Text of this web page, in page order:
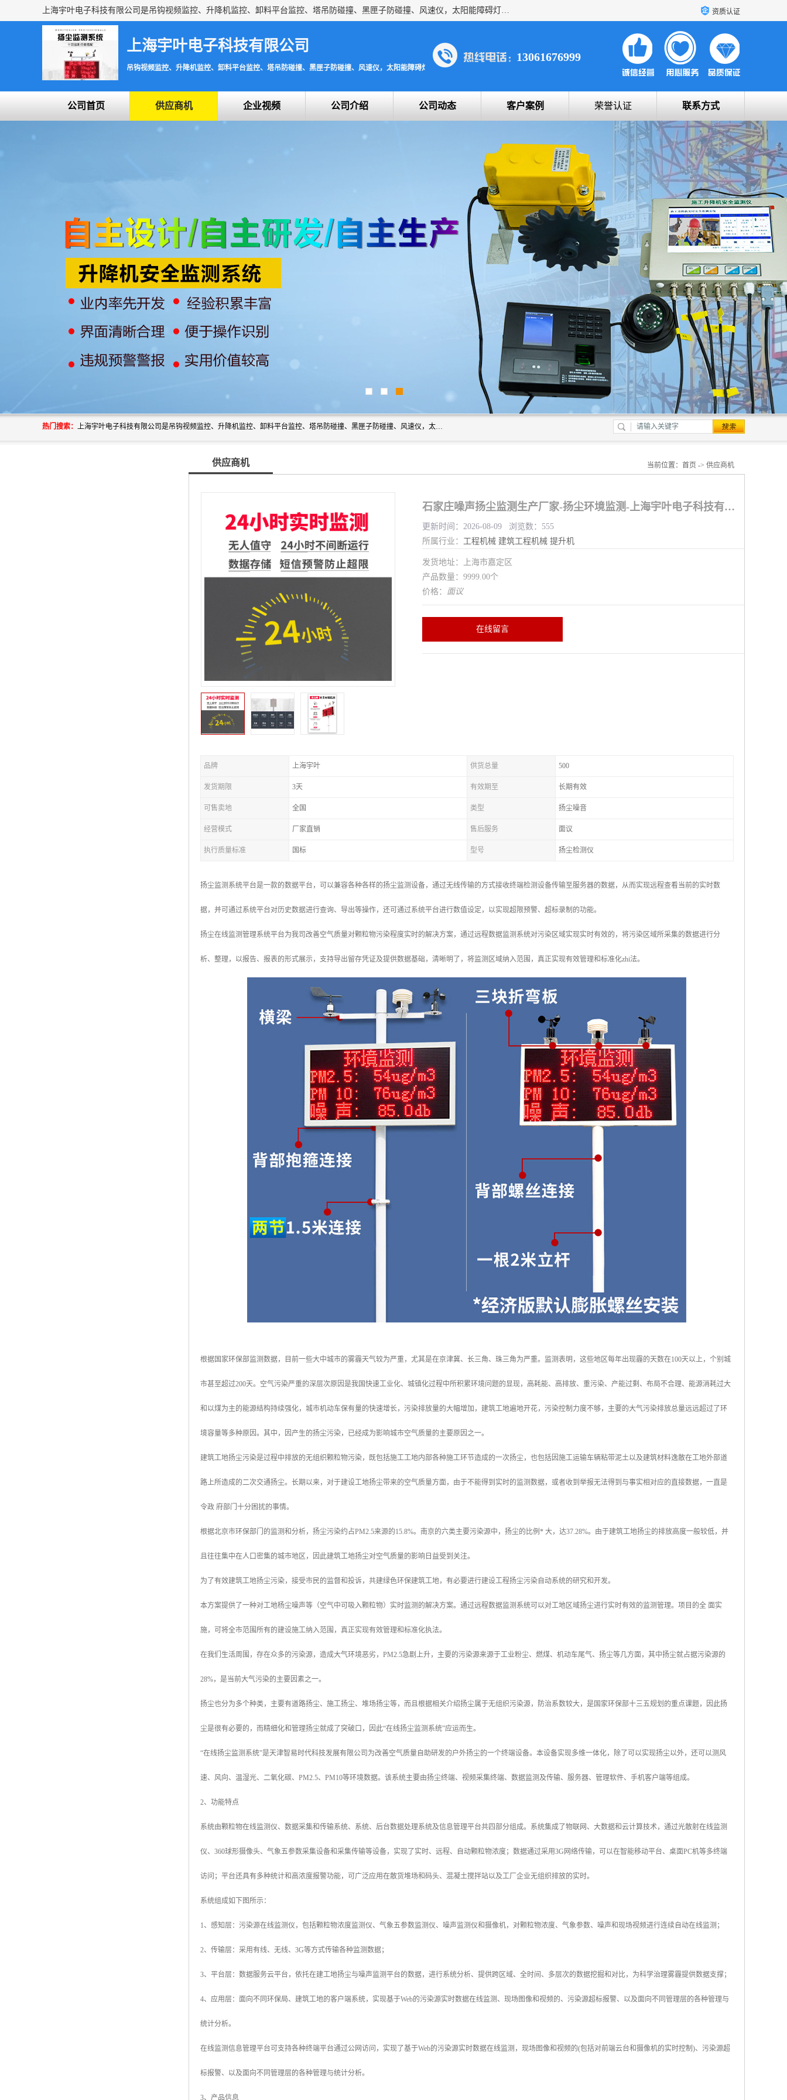
上海宇叶电子科技有限公司是吊钩视频监控、升降机监控、卸料平台监控、塔吊防碰撞、黑匣子防碰撞、风速仪，太阳能障碍灯安全提示灯等一系列升降机的常用配件产品专业研发生产加工的公司，拥有完整、科学的质量管理体系。 资质认证
上海宇叶电子科技有限公司
吊钩视频监控、升降机监控、卸料平台监控、塔吊防碰撞、黑匣子防碰撞、风速仪，太阳能障碍灯安全提示灯
13061676999
公司首页 供应商机 企业视频 公司介绍 公司动态 客户案例 荣誉认证 联系方式
热门搜索： 上海宇叶电子科技有限公司是吊钩视频监控、升降机监控、卸料平台监控、塔吊防碰撞、黑匣子防碰撞、风速仪，太阳能障碍灯安全提示灯等一系列升降机的常用配件产品专业研发生产加工的公司，拥有完整、科学的质量管理体系。
供应商机 当前位置： 首页 -> 供应商机
石家庄噪声扬尘监测生产厂家-扬尘环境监测-上海宇叶电子科技有限公司
更新时间：2026-08-09 浏览数：555
所属行业： 工程机械 建筑工程机械 提升机
发货地址：上海市嘉定区
产品数量：9999.00个
价格： 面议
在线留言
品牌 上海宇叶 供货总量 500
发货期限 3天 有效期至 长期有效
可售卖地 全国 类型 扬尘噪音
经营模式 厂家直销 售后服务 面议
执行质量标准 国标 型号 扬尘检测仪
扬尘监测系统平台是一款的数据平台，可以兼容各种各样的扬尘监测设备，通过无线传输的方式接收终端检测设备传输至服务器的数据，从而实现远程查看当前的实时数
据，并可通过系统平台对历史数据进行查询、导出等操作，还可通过系统平台进行数值设定，以实现超限预警、超标录制的功能。
扬尘在线监测管理系统平台为我司改善空气质量对颗粒物污染程度实时的解决方案，通过远程数据监测系统对污染区域实现实时有效的，将污染区域所采集的数据进行分
析、整理，以报告、报表的形式展示，支持导出留存凭证及提供数据基础，清晰明了，将监测区域纳入范围，真正实现有效管理和标准化zhi法。
根据国家环保部监测数据，目前一些大中城市的雾霾天气较为严重，尤其是在京津冀、长三角、珠三角为严重。监测表明，这些地区每年出现霾的天数在100天以上，个别城
市甚至超过200天。空气污染严重的深层次原因是我国快速工业化、城镇化过程中所积累环境问题的显现，高耗能、高排放、重污染、产能过剩、布局不合理、能源消耗过大
和以煤为主的能源结构持续强化，城市机动车保有量的快速增长，污染排放量的大幅增加，建筑工地遍地开花，污染控制力度不够，主要的大气污染排放总量远远超过了环
境容量等多种原因。其中，因产生的扬尘污染，已经成为影响城市空气质量的主要原因之一。
建筑工地扬尘污染是过程中排放的无组织颗粒物污染，既包括施工工地内部各种施工环节造成的一次扬尘，也包括因施工运输车辆粘带泥土以及建筑材料逸散在工地外部道
路上所造成的二次交通扬尘。长期以来，对于建设工地扬尘带来的空气质量方面，由于不能得到实时的监测数据，或者收到举报无法得到与事实相对应的直接数据，一直是
令政 府部门十分困扰的事情。
根据北京市环保部门的监测和分析，扬尘污染约占PM2.5来源的15.8%。南京的六类主要污染源中，扬尘的比例* 大，达37.28%。由于建筑工地扬尘的排放高度一般较低，并
且往往集中在人口密集的城市地区，因此建筑工地扬尘对空气质量的影响日益受到关注。
为了有效建筑工地扬尘污染，接受市民的监督和投诉，共建绿色环保建筑工地，有必要进行建设工程扬尘污染自动系统的研究和开发。
本方案提供了一种对工地杨尘噪声等（空气中可吸入颗粒物）实时监测的解决方案。通过远程数据监测系统可以对工地区域扬尘进行实时有效的监测管理。项目的全 面实
施，可将全市范围所有的建设施工纳入范围，真正实现有效管理和标准化执法。
在我们生活周围，存在众多的污染源，造成大气环境恶劣，PM2.5急剧上升，主要的污染源来源于工业粉尘、燃煤、机动车尾气、扬尘等几方面，其中扬尘就占据污染源的
28%，是当前大气污染的主要因素之一。
扬尘也分为多个种类，主要有道路扬尘、施工扬尘、堆场扬尘等，而且根据相关介绍扬尘属于无组织污染源，防治系数较大，是国家环保部十三五规划的重点课题，因此扬
尘是很有必要的，而精细化和管理扬尘就成了突破口，因此“在线扬尘监测系统”应运而生。
“在线扬尘监测系统”是天津智易时代科技发展有限公司为改善空气质量自助研发的户外扬尘的一个终端设备。本设备实现多维一体化，除了可以实现扬尘以外，还可以测风
速、风向、温湿光、二氧化碳、PM2.5、PM10等环境数据。该系统主要由扬尘终端、视频采集终端、数据监测及传输、服务器、管理软件、手机客户端等组成。
2、功能特点
系统由颗粒物在线监测仪、数据采集和传输系统、系统、后台数据处理系统及信息管理平台共四部分组成。系统集成了物联网、大数据和云计算技术，通过光散射在线监测
仪、360球形摄像头、气象五参数采集设备和采集传输等设备，实现了实时、远程、自动颗粒物浓度；数据通过采用3G网络传输，可以在智能移动平台、桌面PC机等多终端
访问；平台还具有多种统计和高浓度报警功能，可广泛应用在散货堆场和码头、混凝土搅拌站以及工厂企业无组织排放的实时。
系统组成如下图所示：
1、感知层：污染源在线监测仪，包括颗粒物浓度监测仪、气象五参数监测仪、噪声监测仪和摄像机，对颗粒物浓度、气象参数、噪声和现场视频进行连续自动在线监测；
2、传输层：采用有线、无线、3G等方式传输各种监测数据；
3、平台层：数据服务云平台，依托在建工地扬尘与噪声监测平台的数据，进行系统分析、提供跨区域、全时间、多层次的数据挖掘和对比，为科学治理雾霾提供数据支撑；
4、应用层：面向不同环保局、建筑工地的客户端系统，实现基于Web的污染源实时数据在线监测、现场图像和视频的、污染源超标报警、以及面向不同管理层的各种管理与
统计分析。
在线监测信息管理平台可支持各种终端平台通过公网访问，实现了基于Web的污染源实时数据在线监测，现场图像和视频的(包括对前端云台和摄像机的实时控制)、污染源超
标报警、以及面向不同管理层的各种管理与统计分析。
3、产品信息